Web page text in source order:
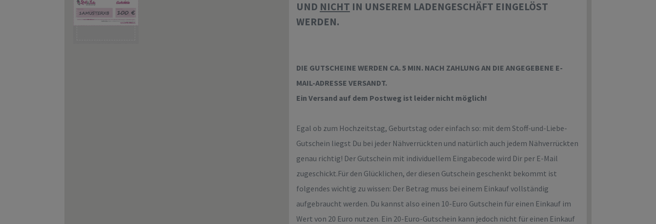
UND NICHT IN UNSEREM LADENGESCHÄFT EINGELÖST
WERDEN.
DIE GUTSCHEINE WERDEN CA. 5 MIN. NACH ZAHLUNG AN DIE ANGEGEBENE E-
MAIL-ADRESSE VERSANDT.
Ein Versand auf dem Postweg ist leider nicht möglich!
Egal ob zum Hochzeitstag, Geburtstag oder einfach so: mit dem Stoff-und-Liebe-
Gutschein liegst Du bei jeder Nähverrückten und natürlich auch jedem Nähverrückten
genau richtig! Der Gutschein mit individuellem Eingabecode wird Dir per E-Mail
zugeschickt.Für den Glücklichen, der diesen Gutschein geschenkt bekommt ist
folgendes wichtig zu wissen: Der Betrag muss bei einem Einkauf vollständig
aufgebraucht werden. Du kannst also einen 10-Euro Gutschein für einen Einkauf im
Wert von 20 Euro nutzen. Ein 20-Euro-Gutschein kann jedoch nicht für einen Einkauf